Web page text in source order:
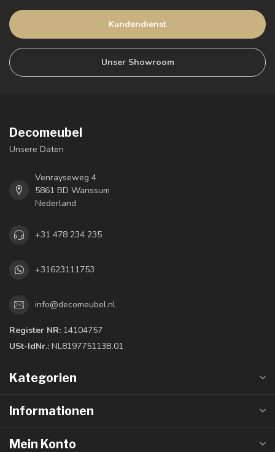
Kundendienst
Unser Showroom
Decomeubel
Unsere Daten
Venrayseweg 4
5861 BD Wanssum
Nederland
+31 478 234 235
+31623111753
info@decomeubel.nl
Register NR: 14104757
USt-IdNr.: NL819775113B.01
Kategorien
Informationen
Mein Konto